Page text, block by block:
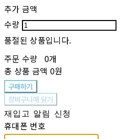
추가 금액
수량
품절된 상품입니다.
주문 수량 0개
총 상품 금액 0원
구매하기
장바구니에 담기
재입고 알림 신청
휴대폰 번호